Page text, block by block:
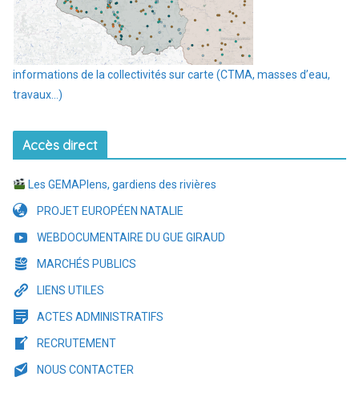
informations de la collectivités sur carte (CTMA, masses d’eau,
travaux…)
Accès direct
Les GEMAPIens, gardiens des rivières
PROJET EUROPÉEN NATALIE
WEBDOCUMENTAIRE DU GUE GIRAUD
MARCHÉS PUBLICS
LIENS UTILES
ACTES ADMINISTRATIFS
RECRUTEMENT
NOUS CONTACTER